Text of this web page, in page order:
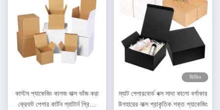
কাস্টম প্যাকেজিং কাগজ বাক্স ভাঁজ করা
ক্রেফট পেপার কার্টন প্যাটার্ন প্রিন্টিং
ভিডিও
ম্যাট পেপারবোর্ড বক্স সাদা কালো বর্গাকার
উপহারের বাক্স প্রাকৃতিক শক্ত প্যাকেজিং